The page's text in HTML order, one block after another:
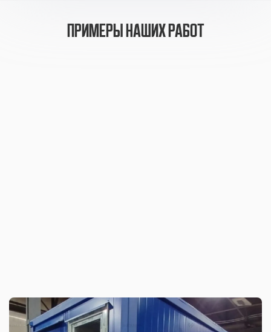
примеры наших работ